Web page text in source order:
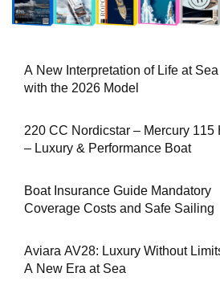
A New Interpretation of Life at Sea
with the 2026 Model
220 CC Nordicstar – Mercury 115
– Luxury & Performance Boat
Boat Insurance Guide Mandatory
Coverage Costs and Safe Sailing
Aviara AV28: Luxury Without
A New Era at Sea